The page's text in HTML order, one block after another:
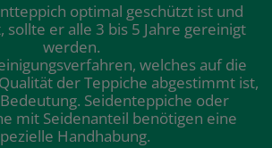
optimal geschützt ist und
sollte er alle 3 bis 5 Jahre gereinigt
werden.
welches auf die
der Teppiche abgestimmt ist,
Seidenteppiche oder
mit Seidenanteil benötigen eine
Handhabung.